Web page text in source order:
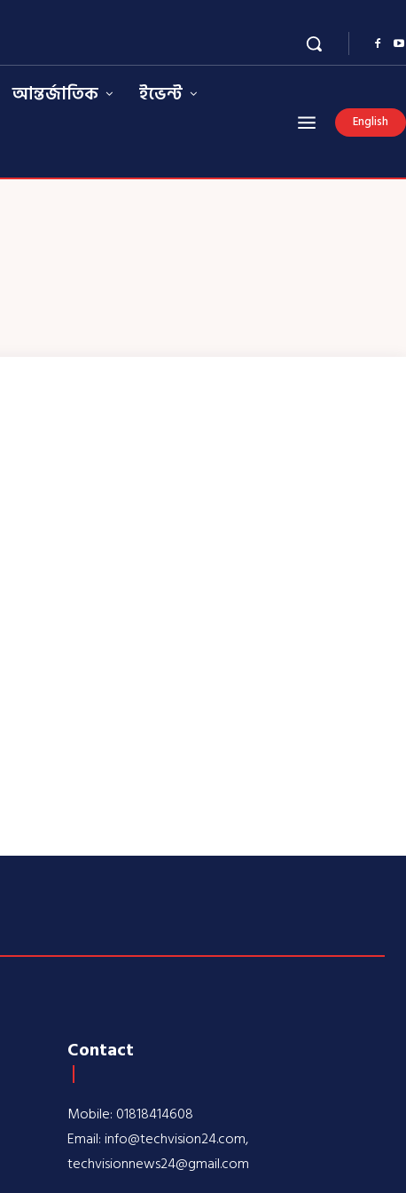
আন্তর্জাতিক
ইভেন্ট
English
Contact
Mobile: 01818414608
Email: info@techvision24.com,
techvisionnews24@gmail.com